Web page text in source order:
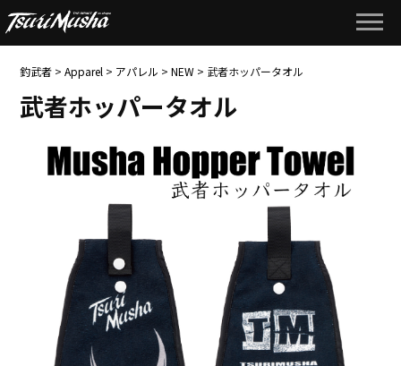
釣武者 >Apparel > アパレル >NEW > 武者ホッパータオル
武者ホッパータオル